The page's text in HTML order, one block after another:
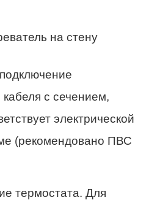
на стену
с сечением,
электрической
(рекомендовано ПВС
термостата. Для